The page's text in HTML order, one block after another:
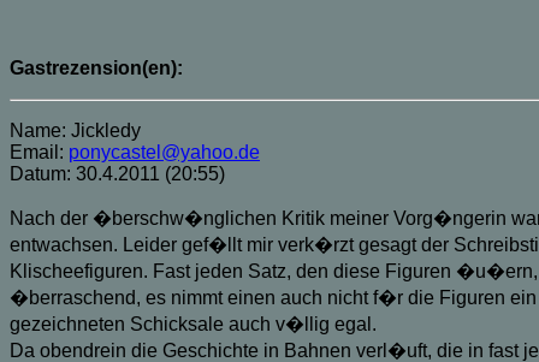
Gastrezension(en):
Name: Jickledy
Email: ponycastel@yahoo.de
Datum: 30.4.2011 (20:55)
Nach der �berschw�nglichen Kritik meiner Vorg�ngerin
entwachsen. Leider gef�llt mir verk�rzt gesagt der
Klischeefiguren. Fast jeden Satz, den diese Figuren
�berraschend, es nimmt einen auch nicht f�r die Figuren
gezeichneten Schicksale auch v�llig egal.
Da obendrein die Geschichte in Bahnen verl�uft, die in fast